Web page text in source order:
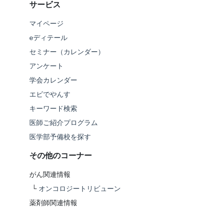
サービス
マイページ
eディテール
セミナー（カレンダー）
アンケート
学会カレンダー
エビでやんす
キーワード検索
医師ご紹介プログラム
医学部予備校を探す
その他のコーナー
がん関連情報
└ オンコロジートリビューン
薬剤師関連情報